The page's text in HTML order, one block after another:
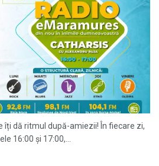
îți dă ritmul după-amiezii! În fiecare zi,
16:00 și 17:00,...